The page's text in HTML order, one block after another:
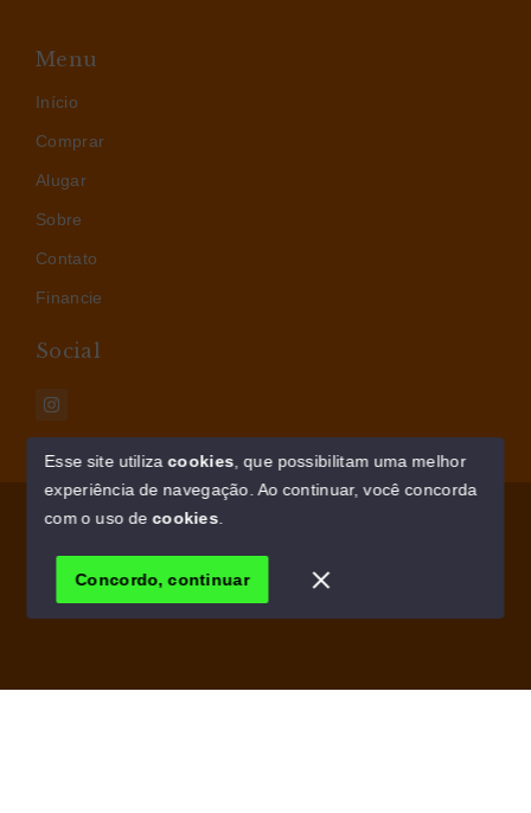
Menu
Início
Comprar
Alugar
Sobre
Contato
Financie
Social
© Copyright 2026 - AM IMÓVEIS - Todos os direitos
SITE PARA IMOBILIARIA
Esse site utilizacookies , que possibilitam uma melhor
experiência de navegação. Ao continuar, você concorda
com o uso decookies
Concordo, continuar